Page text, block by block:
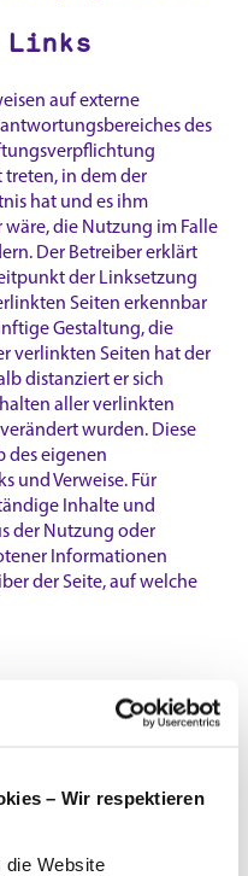
– Wir respektieren
die Website
auf externe
des
treten, in dem der
hat und es ihm
die Nutzung im Falle
Der Betreiber erklärt
der Linksetzung
Seiten erkennbar
Gestaltung, die
verlinkten Seiten hat der
distanziert er sich
aller verlinkten
wurden. Diese
des eigenen
und Verweise. Für
Inhalte und
der Nutzung oder
Informationen
der Seite, auf welche
und Texte zu
und Texte
Internetangebotes